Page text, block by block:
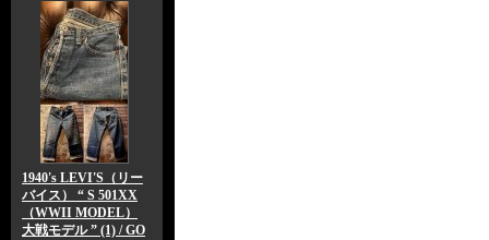
1940's LEVI'S（リー
バイス） “ S 501XX
（WWII MODEL）
大戦モデル ” (1) / GO